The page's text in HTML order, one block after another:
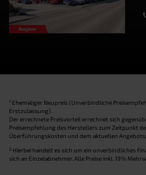
1 Ehemaliger Neupreis (Unverbindliche
Erstzulassung).
Der errechnete Preisvorteil errechnet sich
Preisempfehlung des Herstellers zum Zeitpunkt
Überführungskosten und dem aktuellen
2 Hierbei handelt es sich um ein unverbindliches
sich an Einzelabnehmer. Alle Preise inkl. 19%